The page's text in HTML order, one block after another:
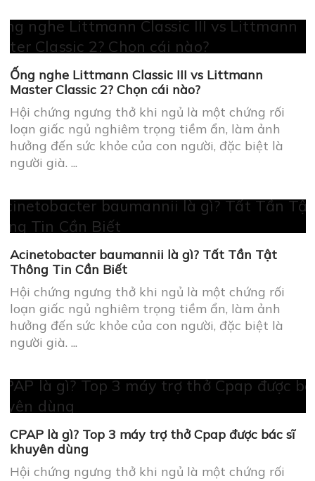
Ống nghe Littmann Classic III vs Littmann
Master Classic 2? Chọn cái nào?
Hội chứng ngưng thở khi ngủ là một chứng rối
loạn giấc ngủ nghiêm trọng tiềm ẩn, làm ảnh
hưởng đến sức khỏe của con người, đặc biệt là
người già. ...
Thông Tin Cần Biết
Hội chứng ngưng thở khi ngủ là một chứng rối
hưởng đến sức khỏe của con người, đặc biệt là
người già. ...
CPAP là gì? Top 3 máy trợ thở Cpap được bác sĩ
khuyên dùng
loạn giấc ngủ nghiêm trọng tiềm ẩn, làm ảnh
hưởng đến sức khỏe của con người, đặc biệt là